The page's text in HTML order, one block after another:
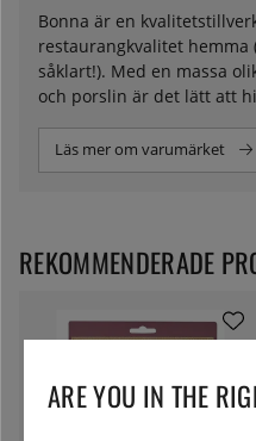
Bonna är en
restaurangkvalitet
såklart!). Med en massa
och porslin är det lätt att
Läs mer om varumärket
REKOMMENDERADE
ARE YOU IN THE